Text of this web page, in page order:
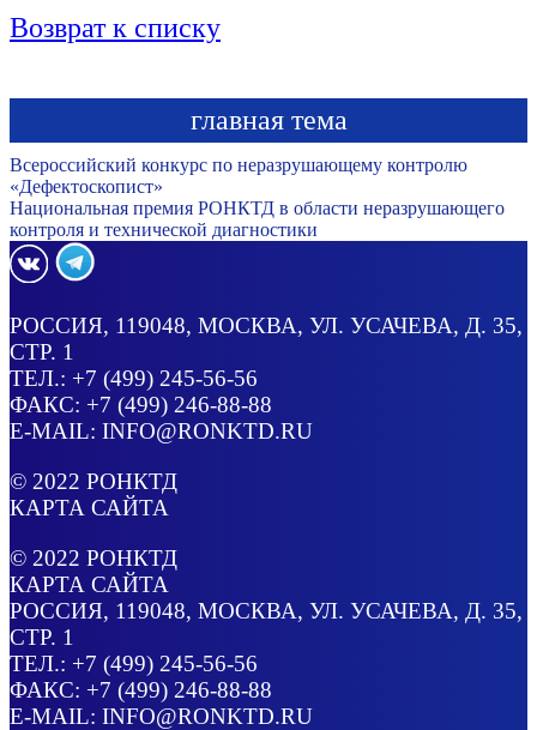
Возврат к списку
главная тема
Всероссийский конкурс по неразрушающему контролю
«Дефектоскопист»
Национальная премия РОНКТД в области неразрушающего
контроля и технической диагностики
РОССИЯ, 119048, МОСКВА, УЛ. УСАЧЕВА, Д. 35,
СТР. 1
ТЕЛ.: +7 (499) 245-56-56
ФАКС: +7 (499) 246-88-88
E-MAIL: INFO@RONKTD.RU
© 2022 РОНКТД
КАРТА САЙТА
© 2022 РОНКТД
КАРТА САЙТА
РОССИЯ, 119048, МОСКВА, УЛ. УСАЧЕВА, Д. 35,
СТР. 1
ТЕЛ.: +7 (499) 245-56-56
ФАКС: +7 (499) 246-88-88
E-MAIL: INFO@RONKTD.RU